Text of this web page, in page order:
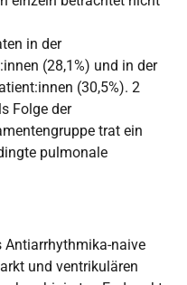
in der
(28,1%) und in der
(30,5%). 2
Folge der
trat ein
pulmonale
Antiarrhythmika-naive
und ventrikulären